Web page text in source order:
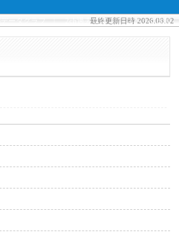
最終更新日時 2026.08.02
2ch過去ログ| スペック比較